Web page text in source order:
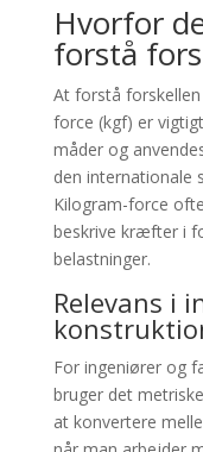
Hvorfor
forstå
At forstå
force (kgf) er
måder og
den internationale
Kilogram-force
beskrive kræfter i
belastninger.
Relevans i
For ingeniører og
bruger det
at konvertere